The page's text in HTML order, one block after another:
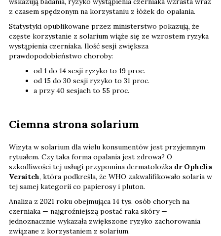
z czasem spędzonym na korzystaniu z łóżek do opalania.
Statystyki opublikowane przez ministerstwo pokazują, że
częste korzystanie z solarium wiąże się ze wzrostem ryzyka
wystąpienia czerniaka. Ilość sesji zwiększa
prawdopodobieństwo choroby:
od 1 do 14 sesji ryzyko to 19 proc.
od 15 do 30 sesji ryzyko to 31 proc.
a przy 40 sesjach to 55 proc.
Ciemna strona solarium
Wizyta w solarium dla wielu konsumentów jest przyjemnym
rytuałem. Czy taka forma opalania jest zdrowa? O
szkodliwości tej usługi przypomina dermatolożka dr Ophelia
Veraitch, która podkreśla, że WHO zakwalifikowało solaria w
tej samej kategorii co papierosy i pluton.
Analiza z 2021 roku obejmująca 14 tys. osób chorych na
czerniaka — najgroźniejszą postać raka skóry —
jednoznacznie wykazała zwiększone ryzyko zachorowania
związane z korzystaniem z solarium.